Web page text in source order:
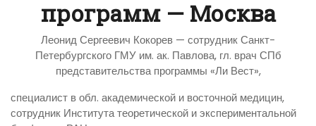
программ — Москва
Леонид Сергеевич Кокорев — сотрудник Санкт-
Петербургского ГМУ им. ак. Павлова, гл. врач СПб
представительства программы «Ли Вест»,
специалист в обл. академической и восточной медицин,
сотрудник Института теоретической и экспериментальной